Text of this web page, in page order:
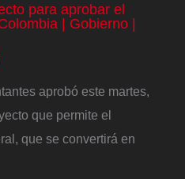
para aprobar el
| Gobierno |
aprobó este martes,
que permite el
que se convertirá en